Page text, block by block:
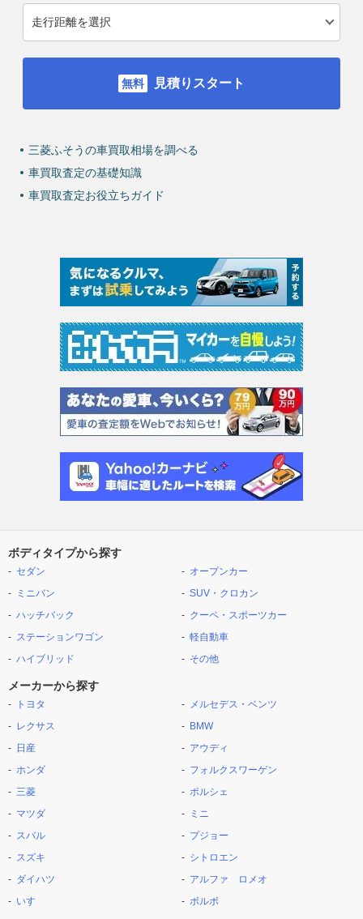
見積りスタート
三菱ふそうの車買取相場を調べる
車買取査定の基礎知識
車買取査定お役立ちガイド
ボディタイプから探す
セダン
ミニバン
ハッチバック
ステーションワゴン
ハイブリッド
オープンカー
SUV・クロカン
クーペ・スポーツカー
軽自動車
その他
メーカーから探す
トヨタ
レクサス
日産
ホンダ
三菱
マツダ
スバル
スズキ
ダイハツ
いすゞ
メルセデス・ベンツ
BMW
アウディ
フォルクスワーゲン
ポルシェ
ミニ
プジョー
シトロエン
アルファ ロメオ
ボルボ